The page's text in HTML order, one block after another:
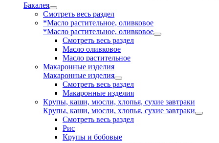
Бакалея
Смотреть весь раздел
*Масло растительное, оливковое
*Масло растительное, оливковое
Смотреть весь раздел
Масло оливковое
Масло растительное
Макаронные изделия
Макаронные изделия
Смотреть весь раздел
Макаронные изделия
Крупы, каши, мюсли, хлопья, сухие завтраки
Крупы, каши, мюсли, хлопья, сухие завтраки
Смотреть весь раздел
Рис
Крупы и бобовые